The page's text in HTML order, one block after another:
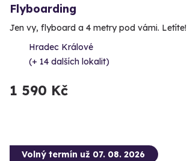
Flyboarding
Jen vy, flyboard a 4 metry pod vámi. Letíte!
Hradec Králové
(+ 14 dalších lokalit)
1 590 Kč
Volný termín už 07. 08. 2026